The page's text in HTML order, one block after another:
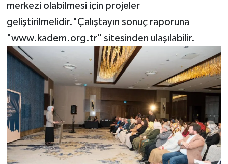
merkezi olabilmesi için projeler
geliştirilmelidir."Çalıştayın sonuç raporuna
"www.kadem.org.tr" sitesinden ulaşılabilir.